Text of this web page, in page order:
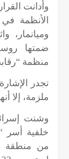
وأدانت
الأنظمة في
وميانمار،
منظمة
تجدر
ملزمة، إلا
وشنت
خلفية أسر